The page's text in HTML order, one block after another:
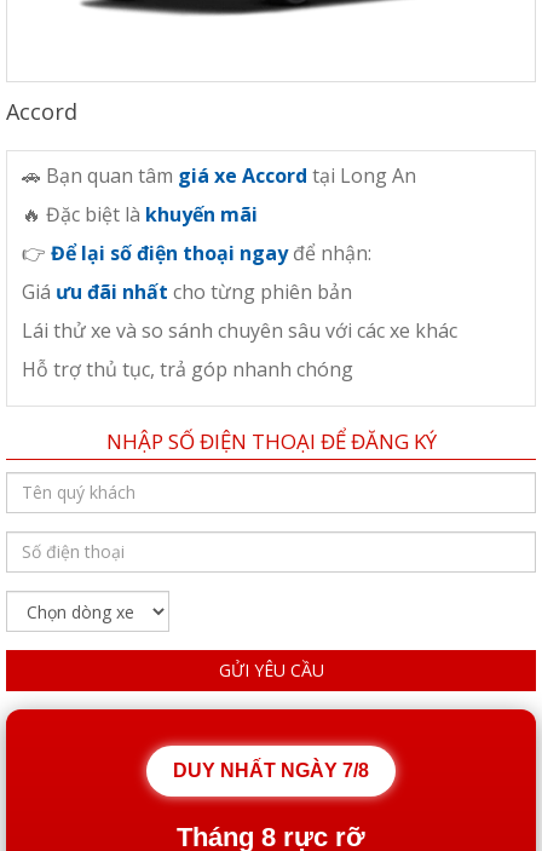
Accord
🚗 Bạn quan tâm giá xe Accord tại Long An
🔥 Đặc biệt là khuyến mãi
👉 Để lại số điện thoại ngayđể nhận:
Giá ưu đãi nhất cho từng phiên bản
Lái thử xe và so sánh chuyên sâu với các xe khác
Hỗ trợ thủ tục, trả góp nhanh chóng
NHẬP SỐ ĐIỆN THOẠI ĐỂ ĐĂNG KÝ
GỬI YÊU CẦU
DUY NHẤT NGÀY 7/8
Tháng 8 rực rỡ